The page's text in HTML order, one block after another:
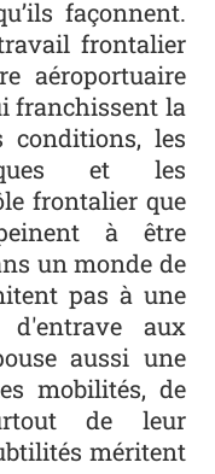
façonnent.
frontalier
aéroportuaire
franchissent la
conditions, les
et les
frontalier que
à être
un monde de
pas à une
d'entrave aux
aussi une
mobilités, de
de leur
méritent